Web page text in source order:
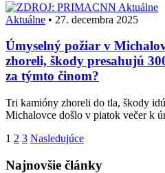
Aktuálne
Aktuálne • 27. decembra 2025
Úmyselný požiar v
zhoreli, škody presahujú
za týmto činom?
Tri kamióny zhoreli do tla, škody
Michalovce došlo v piatok večer k
Stránkovanie
príspevkov
1 2 3 Nasledujúce
Najnovšie články